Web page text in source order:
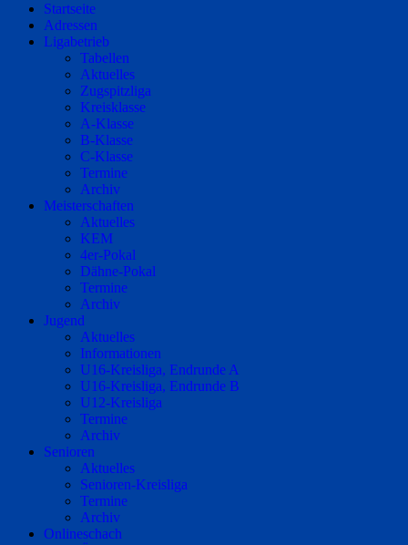
Startseite
Adressen
Ligabetrieb
Tabellen
Aktuelles
Zugspitzliga
Kreisklasse
A-Klasse
B-Klasse
C-Klasse
Termine
Archiv
Meisterschaften
Aktuelles
KEM
4er-Pokal
Dähne-Pokal
Termine
Archiv
Jugend
Aktuelles
Informationen
U16-Kreisliga, Endrunde A
U16-Kreisliga, Endrunde B
U12-Kreisliga
Termine
Archiv
Senioren
Aktuelles
Senioren-Kreisliga
Termine
Archiv
Onlineschach